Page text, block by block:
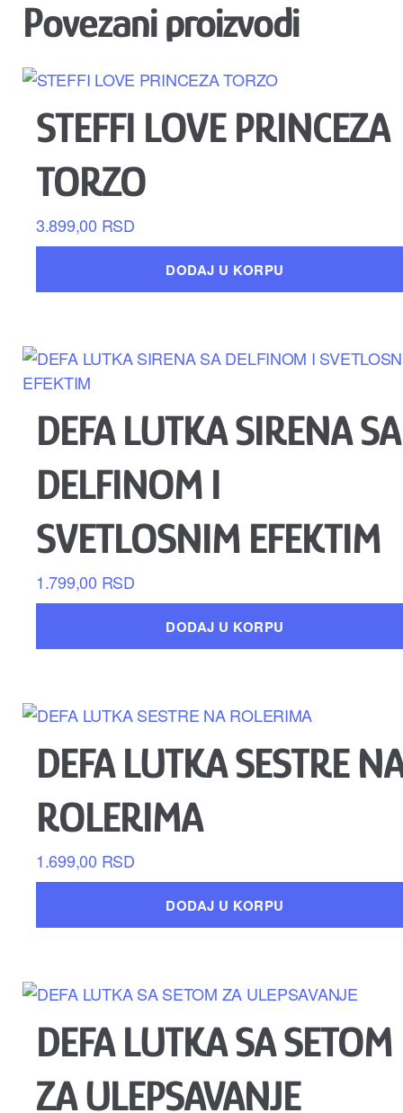
Povezani proizvodi
STEFFI LOVE PRINCEZA
TORZO
3.899,00 RSD
DODAJ U KORPU
DEFA LUTKA SIRENA SA
DELFINOM I
SVETLOSNIM EFEKTIM
1.799,00 RSD
DODAJ U KORPU
DEFA LUTKA SESTRE
ROLERIMA
1.699,00 RSD
DODAJ U KORPU
DEFA LUTKA SA SETOM
ZA ULEPSAVANJE